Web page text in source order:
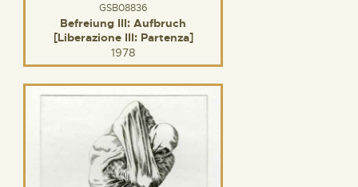
GSB08836
Befreiung III: Aufbruch
[Liberazione III: Partenza]
1978